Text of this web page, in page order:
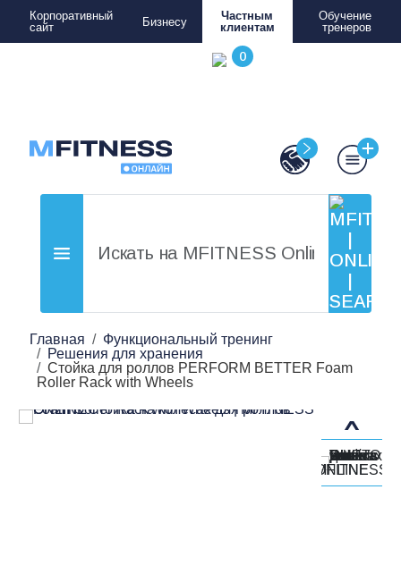
Корпоративный
сайт
Бизнесу
Частным
клиентам
Обучение
тренеров
Главная
Функциональный тренинг
Решения для хранения
Стойка для роллов PERFORM BETTER Foam
Roller Rack with Wheels